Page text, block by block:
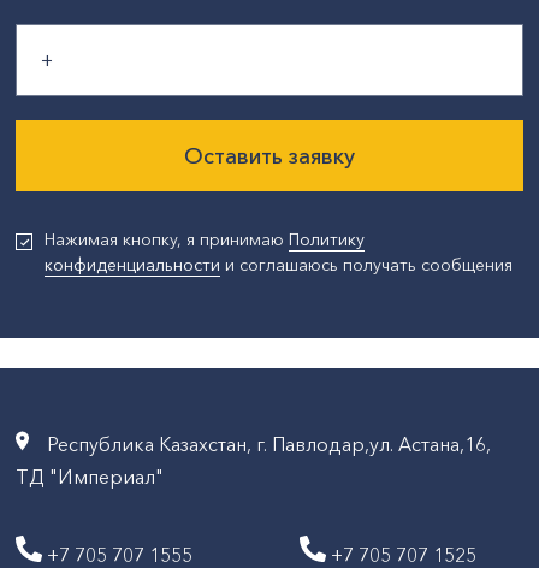
Оставить заявку
Нажимая кнопку, я принимаю Политику
конфиденциальности и соглашаюсь получать сообщения
Республика Казахстан, г. Павлодар,ул. Астана,16,
ТД "Империал"
+7 705 707 1555 +7 705 707 1525